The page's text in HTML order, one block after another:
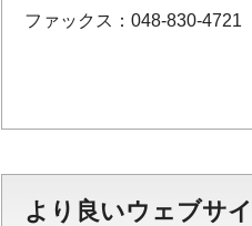
ファックス：048-830-4721
より良いウェブサ